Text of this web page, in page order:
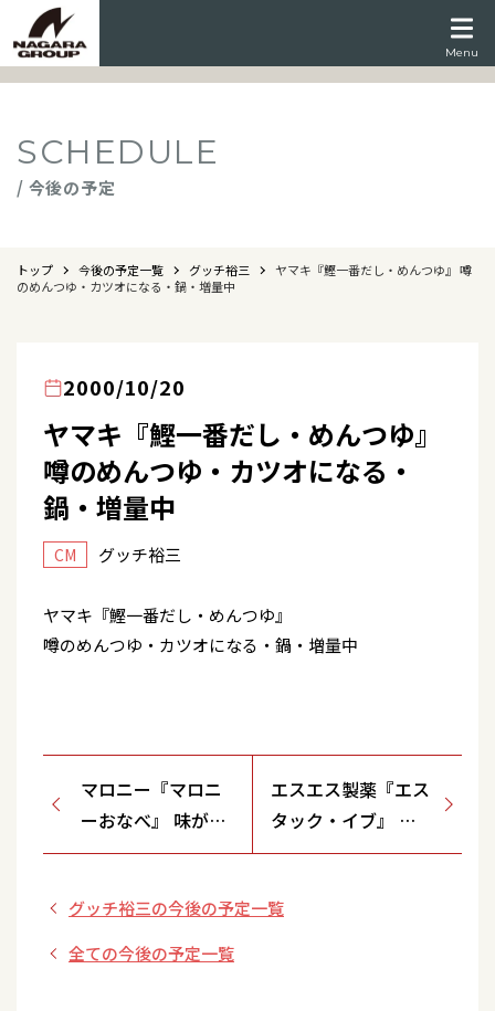
Menu
SCHEDULE
/ 今後の予定
トップ 今後の予定一覧 グッチ裕三
ヤマキ『鰹一番だし・めんつゆ』 噂
のめんつゆ・カツオになる・鍋・増量中
2000/10/20
ヤマキ『鰹一番だし・めんつゆ』
噂のめんつゆ・カツオになる・
鍋・増量中
CM グッチ裕三
ヤマキ『鰹一番だし・めんつゆ』
噂のめんつゆ・カツオになる・鍋・増量中
マロニー『マロニ
ーおなべ』 味がし
みて美味しくなっ
ント
エスエス製薬『エス
タック・イブ』 の
ど痛い、熱もある・
せ
グッチ裕三の今後の予定一覧
全ての今後の予定一覧